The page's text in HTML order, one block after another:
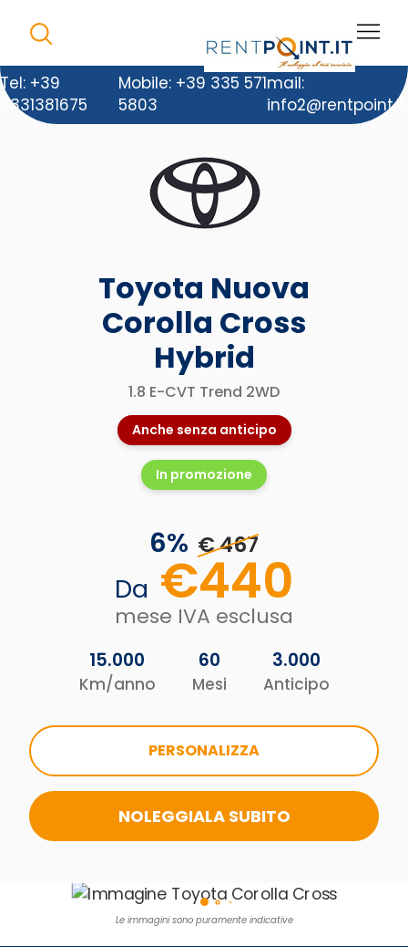
Tel: +39
0331381675
Mobile: +39 335 571
5803
mail:
info2@rentpoint.it
Toyota Nuova
Corolla Cross
Hybrid
1.8 E-CVT Trend 2WD
Anche senza anticipo
In promozione
6% € 467
Da €440
mese IVA esclusa
15.000
Km/anno
60
Mesi
3.000
Anticipo
PERSONALIZZA
NOLEGGIALA SUBITO
Le immagini sono puramente indicative